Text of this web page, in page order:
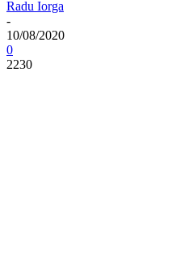
Radu Iorga
-
10/08/2020
0
2230